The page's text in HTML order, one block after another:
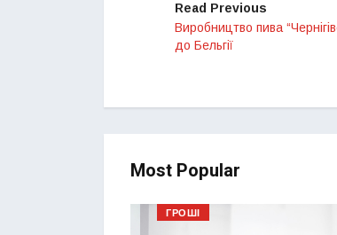
Read Previous
Виробництво пива
до Бельгії
Most Popular
ГРОШІ